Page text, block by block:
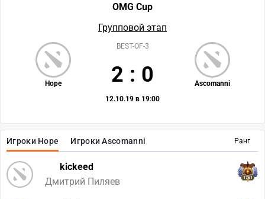
Ранг
Игроки Hope Игроки Ascomanni
kickeed
Дмитрий Пиляев
1761
OMG Cup
Групповой этап
Hope Ascomanni
BEST-OF-3
2 : 0
12.10.19 в 19:00